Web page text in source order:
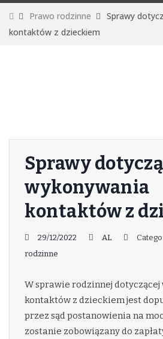
Prawo rodzinne
Sprawy
kontaktów z dzieckiem
Sprawy
wykonywania
kontaktów z
29/12/2022 AL
rodzinne
W sprawie rodzinnej
kontaktów z dzieckiem jest
przez sąd postanowienia na
zostanie zobowiązany do